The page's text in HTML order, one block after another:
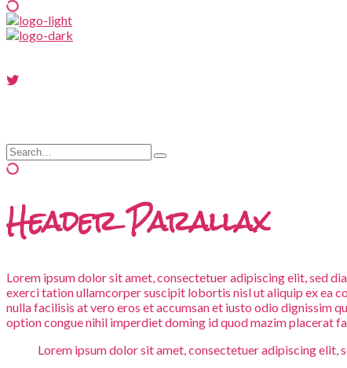
Search
for:
Type
Header Parallax
Lorem ipsum dolor sit amet, consectetuer adipiscing elit, sed
exerci tation ullamcorper suscipit lobortis nisl ut aliquip ex ea
nulla facilisis at vero eros et accumsan et iusto odio dignissim
option congue nihil imperdiet doming id quod mazim placerat
Lorem ipsum dolor sit amet, consectetuer adipiscing elit,